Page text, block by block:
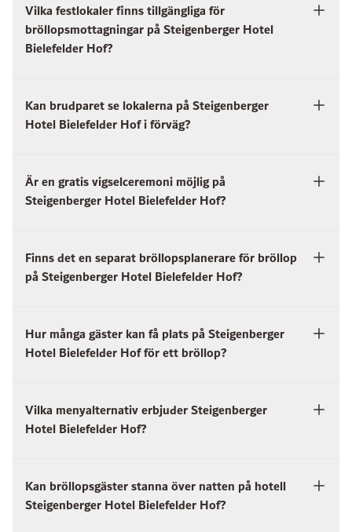
Vilka festlokaler finns tillgängliga för
bröllopsmottagningar på Steigenberger Hotel
Bielefelder Hof?
Kan brudparet se lokalerna på Steigenberger
Hotel Bielefelder Hof i förväg?
Är en gratis vigselceremoni möjlig på
Steigenberger Hotel Bielefelder Hof?
Finns det en separat bröllopsplanerare för bröllop
på Steigenberger Hotel Bielefelder Hof?
Hur många gäster kan få plats på Steigenberger
Hotel Bielefelder Hof för ett bröllop?
Vilka menyalternativ erbjuder Steigenberger
Hotel Bielefelder Hof?
Kan bröllopsgäster stanna över natten på hotell
Steigenberger Hotel Bielefelder Hof?